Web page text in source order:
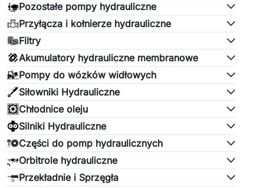
Pozostałe pompy hydrauliczne
Przyłącza i kołnierze hydrauliczne
Filtry
Akumulatory hydrauliczne membranowe
Pompy do wózków widłowych
Siłowniki Hydrauliczne
Chłodnice oleju
Silniki Hydrauliczne
Części do pomp hydraulicznych
Orbitrole hydrauliczne
Przekładnie i Sprzęgła